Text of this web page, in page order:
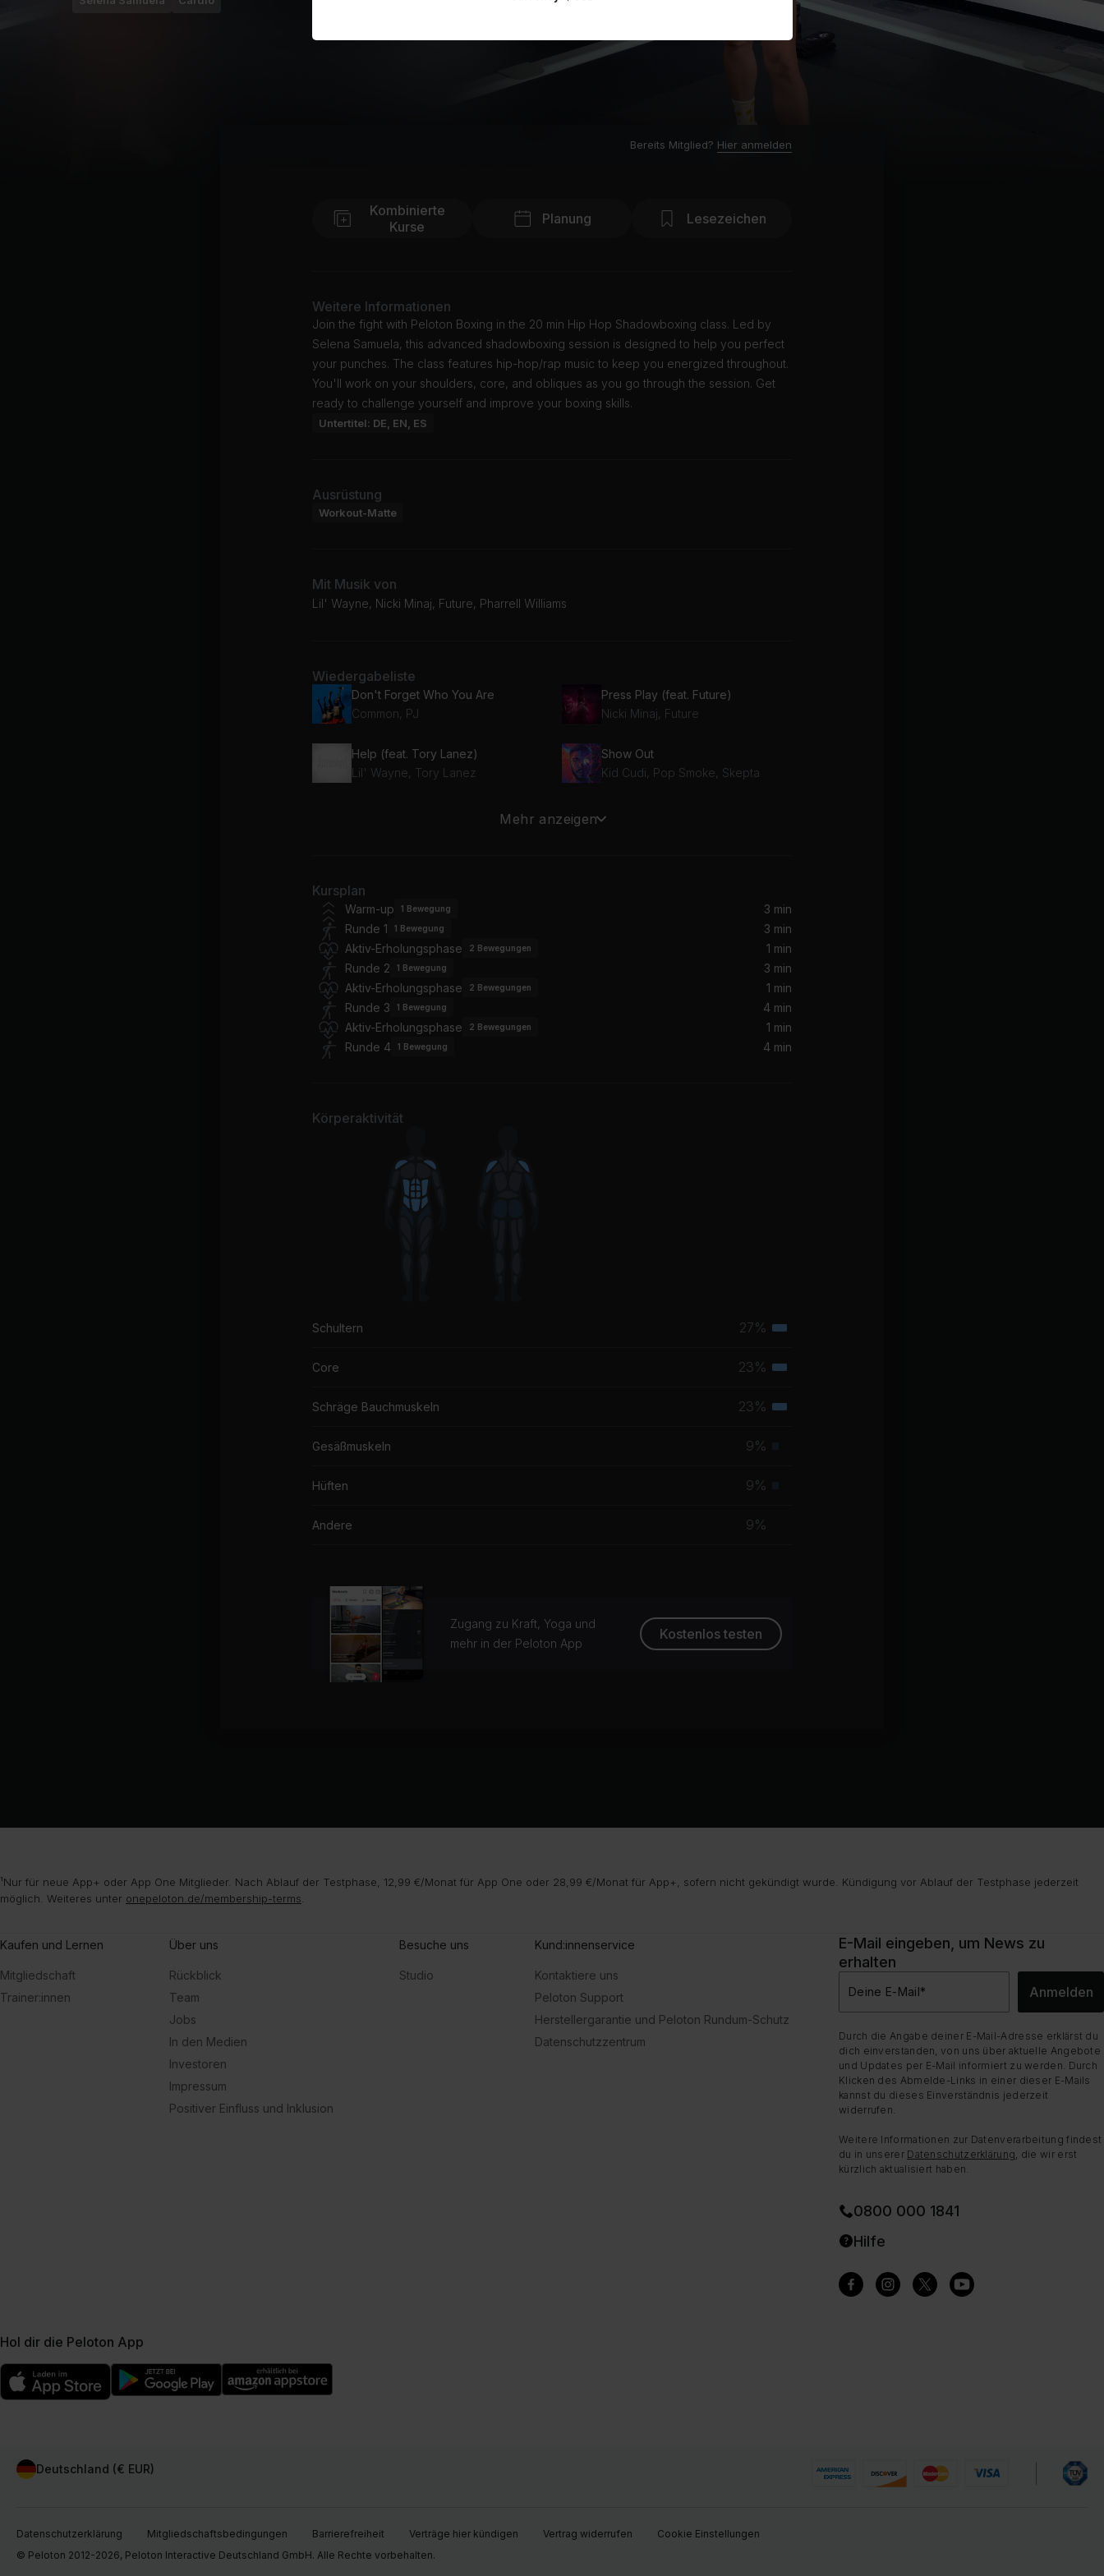
Bereits Mitglied? Hier anmelden
Kombinierte
Kurse
Planung Lesezeichen
Weitere Informationen
Join the fight with Peloton Boxing in the 20 min Hip Hop Shadowboxing class. Led by
Selena Samuela, this advanced shadowboxing session is designed to help you perfect
your punches. The class features hip-hop/rap music to keep you energized throughout.
You'll work on your shoulders, core, and obliques as you go through the session. Get
ready to challenge yourself and improve your boxing skills.
Untertitel: DE, EN, ES
Ausrüstung
Workout-Matte
Mit Musik von
Lil' Wayne, Nicki Minaj, Future, Pharrell Williams
Wiedergabeliste
Don't Forget Who You Are
Common, PJ
Press Play (feat. Future)
Nicki Minaj, Future
Help (feat. Tory Lanez)
Lil' Wayne, Tory Lanez
Show Out
Kid Cudi, Pop Smoke, Skepta
Pharrell Williams, A$AP Ferg, Nigo
Mehr anzeigen
Kursplan
Warm-up 1 Bewegung
3 min
Runde 1
1 Bewegung
3 min
Aktiv-Erholungsphase
2 Bewegungen
1 min
Runde 2
1 Bewegung
3 min
Aktiv-Erholungsphase
2 Bewegungen
1 min
Runde 3
1 Bewegung
4 min
Aktiv-Erholungsphase
2 Bewegungen
1 min
Runde 4
1 Bewegung 4 min
Körperaktivität
Schultern 27% Tertiäre
Core 23% Tertiäre
Schräge Bauchmuskeln 23% Tertiäre
Gesäßmuskeln 9%
Hüften 9%
Andere 9%
Zugang zu Kraft, Yoga und
mehr in der Peloton App
Kostenlos testen
¹Nur für neue App+ oder App One Mitglieder. Nach Ablauf der Testphase, 12,99 €/Monat für App One oder 28,99 €/Monat für App+, sofern nicht gekündigt wurde. Kündigung vor Ablauf der Testphase jederzeit
möglich. Weiteres unter onepeloton.de/membership-terms
Kaufen und Lernen
Mitgliedschaft
Trainer:innen
Über uns
Rückblick
Team
Jobs
In den Medien
Investoren
Impressum
Positiver Einfluss und Inklusion
Besuche uns
Studio
Kund:innenservice
Kontaktiere uns
Peloton Support
Herstellergarantie und Peloton Rundum-Schutz
Datenschutzzentrum
E-Mail eingeben, um News zu
erhalten
Deine E-Mail* Anmelden
Durch die Angabe deiner E-Mail-Adresse erklärst du
dich einverstanden, von uns über aktuelle Angebote
und Updates per E-Mail informiert zu werden. Durch
Klicken des Abmelde-Links in einer dieser E-Mails
kannst du dieses Einverständnis jederzeit
widerrufen.
Weitere Informationen zur Datenverarbeitung findest
du in unserer Datenschutzerklärung, die wir erst
kürzlich aktualisiert haben.
0800 000 1841
Hilfe
Hol dir die Peloton App
Deutschland (€ EUR)
Datenschutzerklärung Mitgliedschaftsbedingungen Barrierefreiheit Verträge hier kündigen Vertrag widerrufen
Cookie Einstellungen
© Peloton 2012-2026, Peloton Interactive Deutschland GmbH. Alle Rechte vorbehalten.